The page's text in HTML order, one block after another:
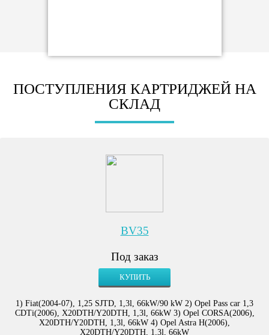
ПОСТУПЛЕНИЯ КАРТРИДЖЕЙ НА
СКЛАД
BV35
Под заказ
КУПИТЬ
1) Fiat(2004-07), 1,25 SJTD, 1,3l, 66kW/90 kW 2) Opel Pass car 1,3
CDTi(2006), X20DTH/Y20DTH, 1,3l, 66kW 3) Opel CORSA(2006),
X20DTH/Y20DTH, 1,3l, 66kW 4) Opel Astra H(2006),
X20DTH/Y20DTH, 1,3l, 66kW